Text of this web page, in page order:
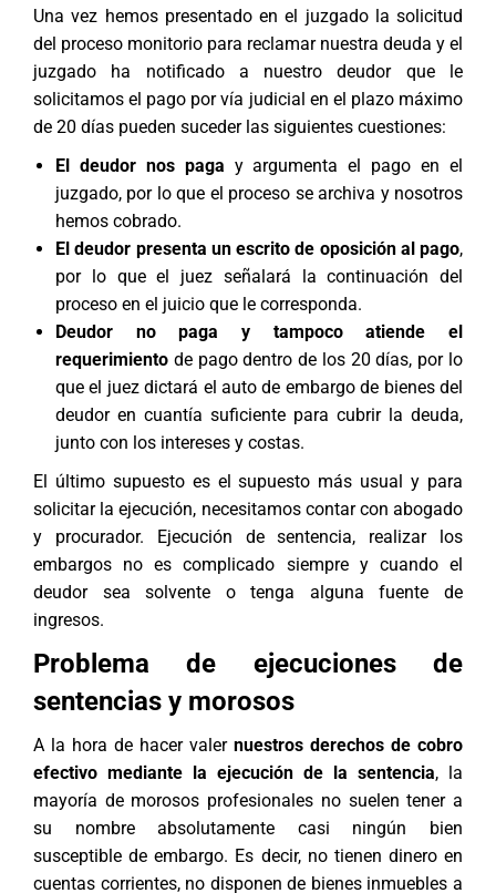
Una vez hemos presentado en el juzgado la solicitud
del proceso monitorio para reclamar nuestra deuda y el
juzgado ha notificado a nuestro deudor que le
solicitamos el pago por vía judicial en el plazo máximo
de 20 días pueden suceder las siguientes cuestiones:
El deudor nos paga y argumenta el pago en el
juzgado, por lo que el proceso se archiva y nosotros
hemos cobrado.
El deudor presenta un escrito de oposición al pago,
por lo que el juez señalará la continuación del
proceso en el juicio que le corresponda.
Deudor no paga y tampoco atiende el
requerimiento de pago dentro de los 20 días, por lo
que el juez dictará el auto de embargo de bienes del
deudor en cuantía suficiente para cubrir la deuda,
junto con los intereses y costas.
El último supuesto es el supuesto más usual y para
solicitar la ejecución, necesitamos contar con abogado
y procurador. Ejecución de sentencia, realizar los
embargos no es complicado siempre y cuando el
deudor sea solvente o tenga alguna fuente de
ingresos.
Problema de ejecuciones de
sentencias y morosos
A la hora de hacer valer nuestros derechos de cobro
efectivo mediante la ejecución de la sentencia, la
mayoría de morosos profesionales no suelen tener a
su nombre absolutamente casi ningún bien
susceptible de embargo. Es decir, no tienen dinero en
cuentas corrientes, no disponen de bienes inmuebles a